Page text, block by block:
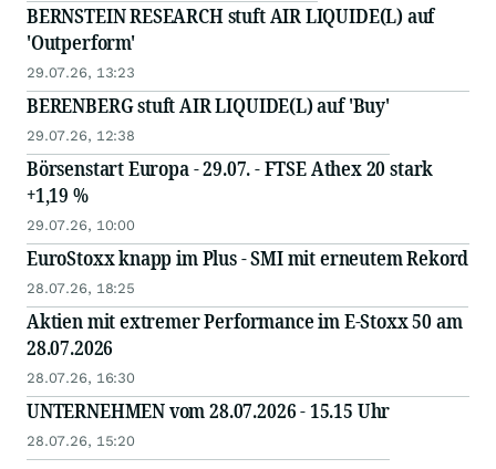
BERNSTEIN RESEARCH stuft AIR LIQUIDE(L) auf
'Outperform'
29.07.26, 13:23
BERENBERG stuft AIR LIQUIDE(L) auf 'Buy'
29.07.26, 12:38
Börsenstart Europa - 29.07. - FTSE Athex 20 stark
+1,19 %
29.07.26, 10:00
EuroStoxx knapp im Plus - SMI mit erneutem Rekord
28.07.26, 18:25
Aktien mit extremer Performance im E-Stoxx 50 am
28.07.2026
28.07.26, 16:30
UNTERNEHMEN vom 28.07.2026 - 15.15 Uhr
28.07.26, 15:20